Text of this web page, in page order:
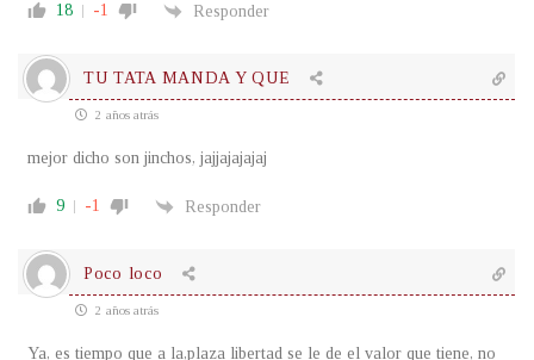
18 -1 Responder
TU TATA MANDA Y QUE
2 años atrás
mejor dicho son jinchos, jajjajajajaj
9 -1 Responder
Poco loco
2 años atrás
Ya, es tiempo que a la,plaza libertad se le de el valor que tiene, no